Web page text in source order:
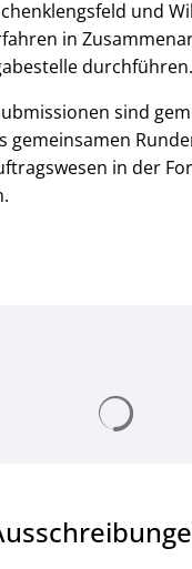
und
in
durchführen.
sind
gemeinsamen
in der